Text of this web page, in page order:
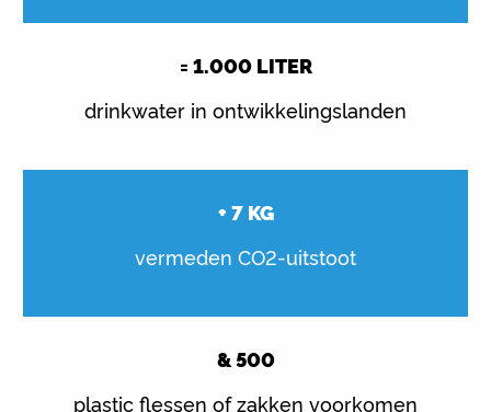
= 1.000LITER
drinkwater in ontwikkelingslanden
+ 7KG
vermeden CO2-uitstoot
&500
plastic flessen of zakken voorkomen